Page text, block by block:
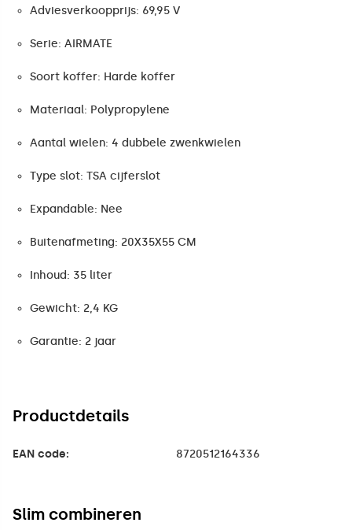
Adviesverkoopprijs: 69,95 V
Serie: AIRMATE
Soort koffer: Harde koffer
Materiaal: Polypropylene
Aantal wielen: 4 dubbele zwenkwielen
Type slot: TSA cijferslot
Expandable: Nee
Buitenafmeting: 20X35X55 CM
Inhoud: 35 liter
Gewicht: 2,4 KG
Garantie: 2 jaar
Productdetails
EAN code: 8720512164336
Slim combineren